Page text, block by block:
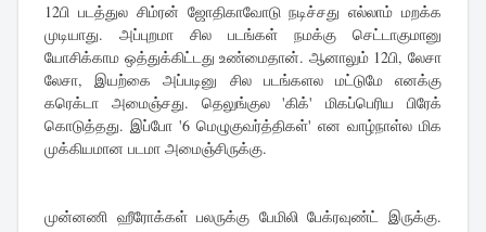
12பி படத்துல சிம்ரன் ஜோதிகாவோடு நடிச்சது எல்லாம் மறக்க
முடியாது. அப்புறமா சில படங்கள் நமக்கு செட்டாகுமானு
யோசிக்காம ஒத்துக்கிட்டது உண்மைதான். ஆனாலும் 12பி, லேசா
லேசா, இயற்கை அப்படினு சில படங்களல மட்டுமே எனக்கு
கரெக்டா அமைஞ்சது. தெலுங்குல 'கிக்' மிகப்பெரிய பிரேக்
கொடுத்தது. இப்போ '6 மெழுகுவர்த்திகள்' என வாழ்நாள்ல மிக
முக்கியமான படமா அமைஞ்சிருக்கு.
முன்னணி ஹீரோக்கள் பலருக்கு பேமிலி பேக்ரவுண்ட் இருக்கு.